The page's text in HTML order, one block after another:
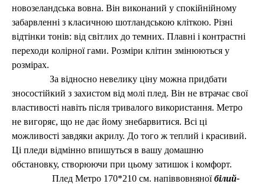
новозеландська вовна. Він виконаний у спокійнійному
забарвленні з класичною шотландською кліткою. Різні
відтінки тонів: від світлих до темних. Плавні і контрастні
переходи колірної гами. Розміри клітин змінюються у
розмірах.
За відносно невелику ціну можна придбати
зносостійкий з захистом від молі плед. Він не втрачає свої
властивості навіть після тривалого використання. Метро
не вигоряє, що не дає йому знебарвитися. Всі ці
можливості завдяки акрилу. До того ж теплий і красивий.
Ці пледи відмінно впишуться в вашу домашню
обстановку, створюючи при цьому затишок і комфорт.
Плед Метро 170*210 см. напіввовняноїбілий-